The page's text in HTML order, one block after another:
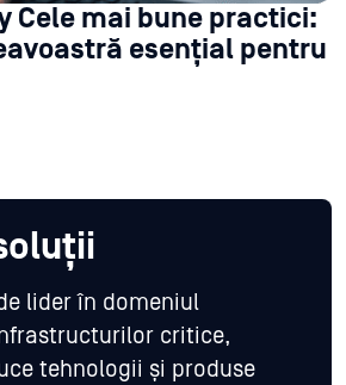
Cele mai bune practici:
esențial pentru
lider în domeniul
critice,
tehnologii și produse